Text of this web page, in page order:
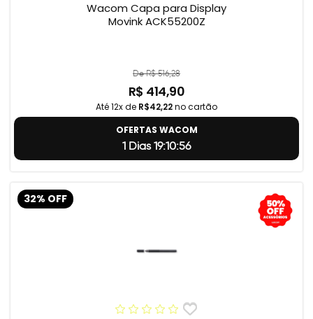
Wacom Capa para Display
Movink ACK55200Z
De R$ 516,28
R$ 414,90
Até 12x de R$42,22no cartão
OFERTAS WACOM
1 Dias 19:10:55
32% OFF